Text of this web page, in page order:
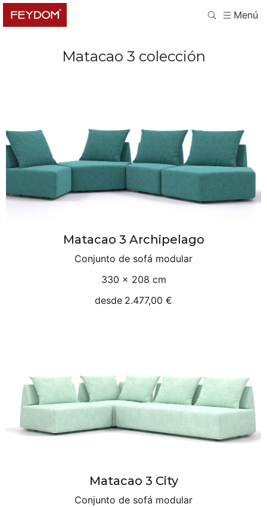
Menú
Matacao 3 colección
Matacao 3 Archipelago
Conjunto de sofá modular
330 × 208 cm
desde 2.477,00 €
Matacao 3 City
Conjunto de sofá modular